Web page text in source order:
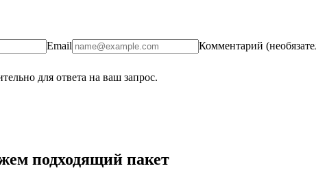
Email Комментарий
для ответа на ваш запрос.
подходящий пакет